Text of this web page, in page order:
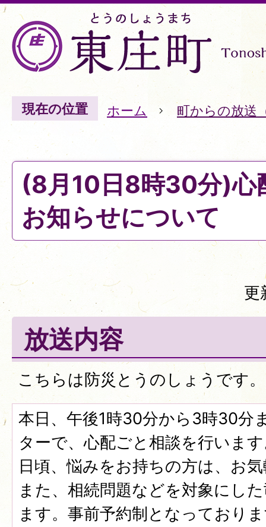
現在の位置 ホーム 町からの放送
(8月10日8時30分)心
お知らせについて
更
放送内容
こちらは防災とうのしょうです。
本日、午後1時30分から3時30分
ターで、心配ごと相談を行いま
日頃、悩みをお持ちの方は、お
また、相続問題などを対象にし
ます。事前予約制となっており